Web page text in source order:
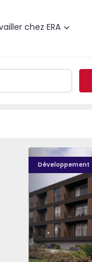
chez ERA
- 1
Développement
Nova Caíde - 1